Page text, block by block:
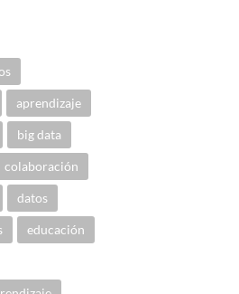
aprendizaje
big data
colaboración
datos
educación